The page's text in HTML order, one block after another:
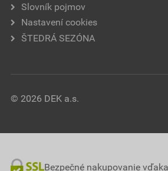
Slovník pojmov
Nastavení cookies
ŠTEDRÁ SEZÓNA
© 2026 DEK a.s.
Bezpečné nakupovanie